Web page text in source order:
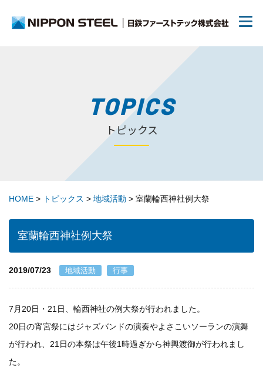
日鉄ファーストテックについて
リクルート
トピックス
お問い合わせ
個人情報保護方針
一般事業主行動計画
資材購買(業者様へ)
TOPICS
トピックス
HOME > トピックス > 地域活動 > 室蘭輪西神社例大祭
室蘭輪西神社例大祭
2019/07/23 地域活動 行事
7月20日・21日、輪西神社の例大祭が行われました。
20日の宵宮祭にはジャズバンドの演奏やよさこいソーランの演舞
が行われ、21日の本祭は午後1時過ぎから神輿渡御が行われまし
た。